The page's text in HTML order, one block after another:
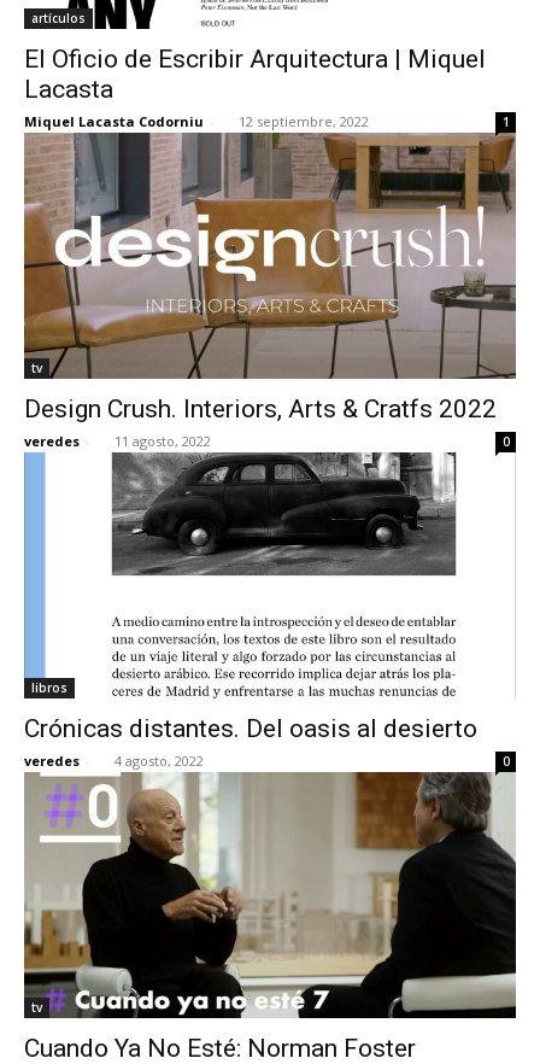
artículos
El Oficio de Escribir Arquitectura | Miquel
Lacasta
Miquel Lacasta Codorniu - 12 septiembre, 2022 1
tv
Design Crush. Interiors, Arts & Cratfs 2022
veredes - 11 agosto, 2022 0
libros
Crónicas distantes. Del oasis al desierto
veredes - 4 agosto, 2022 0
tv
Cuando Ya No Esté: Norman Foster